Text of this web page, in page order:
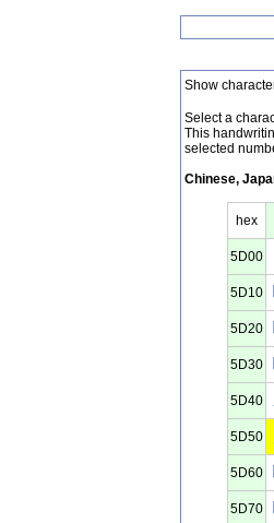
Show
Select a
This
selected
Chinese,
hex
5D00
5D10
5D20
5D30
5D40
5D50
5D60
5D70